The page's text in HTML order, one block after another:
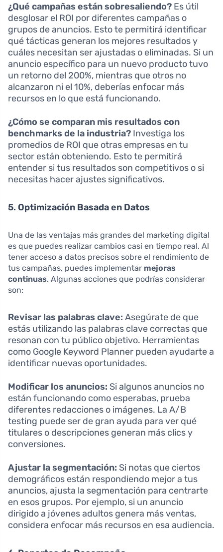
¿Qué campañas están sobresaliendo? Es útil
desglosar el ROI por diferentes campañas o
grupos de anuncios. Esto te permitirá identificar
qué tácticas generan los mejores resultados y
cuáles necesitan ser ajustadas o eliminadas. Si un
anuncio específico para un nuevo producto tuvo
un retorno del 200%, mientras que otros no
alcanzaron ni el 10%, deberías enfocar más
recursos en lo que está funcionando.
¿Cómo se comparan mis resultados con
benchmarks de la industria? Investiga los
promedios de ROI que otras empresas en tu
sector están obteniendo. Esto te permitirá
entender si tus resultados son competitivos o si
necesitas hacer ajustes significativos.
5. Optimización Basada en Datos
Una de las ventajas más grandes del marketing digital
es que puedes realizar cambios casi en tiempo real. Al
tener acceso a datos precisos sobre el rendimiento de
tus campañas, puedes implementar mejoras
continuas. Algunas acciones que podrías considerar
son:
Revisar las palabras clave: Asegúrate de que
estás utilizando las palabras clave correctas que
resonan con tu público objetivo. Herramientas
como Google Keyword Planner pueden ayudarte a
identificar nuevas oportunidades.
Modificar los anuncios: Si algunos anuncios no
están funcionando como esperabas, prueba
diferentes redacciones o imágenes. La A/B
testing puede ser de gran ayuda para ver qué
titulares o descripciones generan más clics y
conversiones.
Ajustar la segmentación: Si notas que ciertos
demográficos están respondiendo mejor a tus
anuncios, ajusta la segmentación para centrarte
en esos grupos. Por ejemplo, si un anuncio
dirigido a jóvenes adultos genera más ventas,
considera enfocar más recursos en esa audiencia.